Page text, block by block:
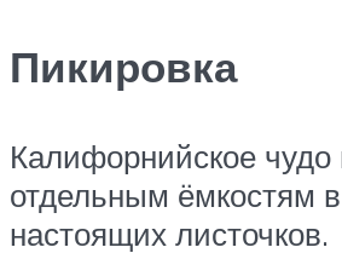
Пикировка
Калифорнийское чудо
отдельным ёмкостям
настоящих листочков.